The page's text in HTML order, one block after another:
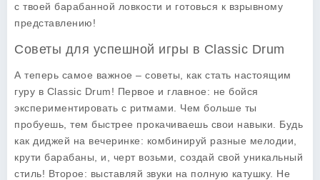
с твоей барабанной ловкости и готовься к взрывному
представлению!
Советы для успешной игры в Classic Drum
А теперь самое важное – советы, как стать настоящим
гуру в Classic Drum! Первое и главное: не бойся
экспериментировать с ритмами. Чем больше ты
пробуешь, тем быстрее прокачиваешь свои навыки. Будь
как диджей на вечеринке: комбинируй разные мелодии,
крути барабаны, и, черт возьми, создай свой уникальный
стиль! Второе: выставляй звуки на полную катушку. Не